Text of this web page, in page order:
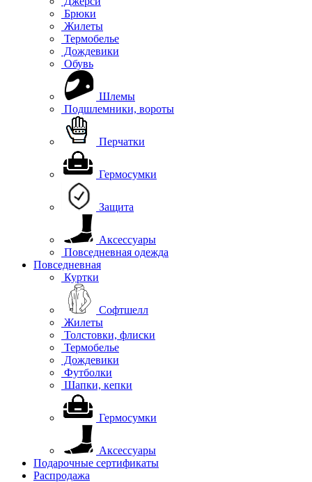
Брюки
Жилеты
Термобелье
Дождевики
Обувь
Шлемы
Подшлемники, вороты
Перчатки
Гермосумки
Защита
Аксессуары
Повседневная одежда
Повседневная
Куртки
Софтшелл
Жилеты
Толстовки, флиски
Термобелье
Дождевики
Футболки
Шапки, кепки
Гермосумки
Аксессуары
Подарочные сертификаты
Распродажа